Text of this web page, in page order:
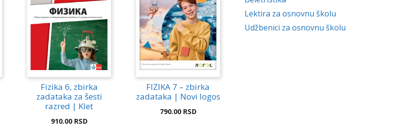
Fizika 6, zbirka
zadataka za šesti
razred | Klet
910.00 RSD
FIZIKA 7 – zbirka
zadataka | Novi logos
790.00 RSD
Lektira za osnovnu školu
Udžbenici za osnovnu školu